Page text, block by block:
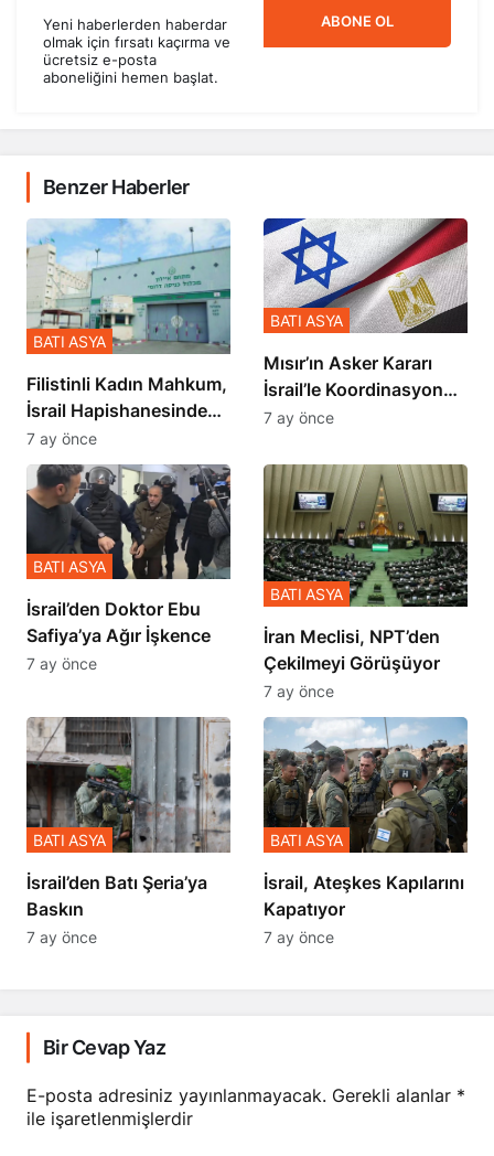
Yeni haberlerden haberdar
olmak için fırsatı kaçırma ve
ücretsiz e-posta
aboneliğini hemen başlat.
ABONE OL
Benzer Haberler
Filistinli Kadın Mahkum,
İsrail Hapishanesindeki
Zulmü Anlattı
BATI ASYA
7 ay önce
Mısır’ın Asker Kararı
İsrail’le Koordinasyon
İçinde Gerçekleşmiş
BATI ASYA
7 ay önce
İsrail’den Doktor Ebu
Safiya’ya Ağır İşkence
BATI ASYA
7 ay önce
İran Meclisi, NPT’den
Çekilmeyi Görüşüyor
BATI ASYA
7 ay önce
​​​​​​​İsrail’den Batı Şeria’ya
Baskın
BATI ASYA
7 ay önce
İsrail, Ateşkes Kapılarını
Kapatıyor
BATI ASYA
7 ay önce
Bir Cevap Yaz
E-posta adresiniz yayınlanmayacak. Gerekli alanlar *
ile işaretlenmişlerdir